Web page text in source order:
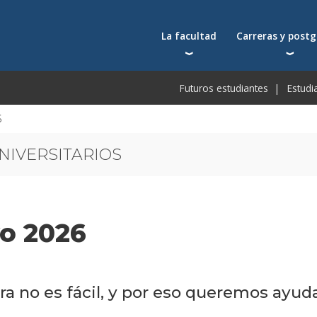
La facultad
Autoridades
Carreras y
Carreras
Postgrados
Futuros estudiantes
2026
no es fácil, y por eso queremos